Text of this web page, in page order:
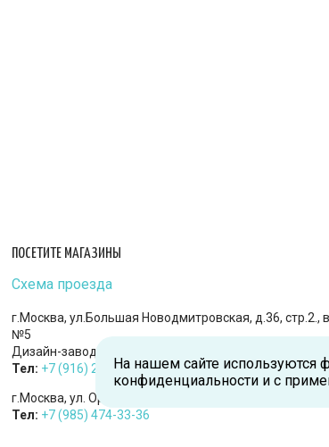
ПОСЕТИТЕ МАГАЗИНЫ
Схема проезда
г.Москва, ул.Большая Новодмитровская, д.36, стр.2.,
№5
Дизайн-завод «FLACON»
Тел: +7 (916) 215-94-95
г.Москва, ул. Орджоникидзе, д.9, к.1
Тел: +7 (985) 474-33-36
На нашем сайте используются
конфиденциальности и с